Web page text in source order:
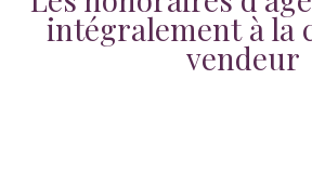
intégralement à la
vendeur